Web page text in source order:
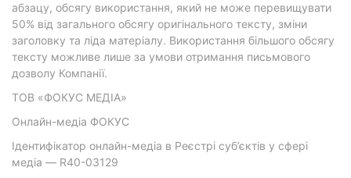
абзацу, обсягу використання, який не може перевищувати
50% від загального обсягу оригінального тексту, зміни
заголовку та ліда матеріалу. Використання більшого обсягу
тексту можливе лише за умови отримання письмового
дозволу Компанії.
ТОВ «ФОКУС МЕДІА»
Онлайн-медіа ФОКУС
Ідентифікатор онлайн-медіа в Реєстрі суб’єктів у сфері
медіа — R40-03129